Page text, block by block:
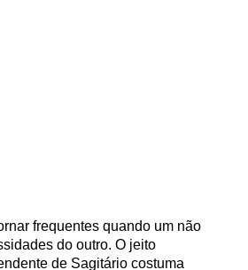
frequentes quando um não
do outro. O jeito
de Sagitário costuma